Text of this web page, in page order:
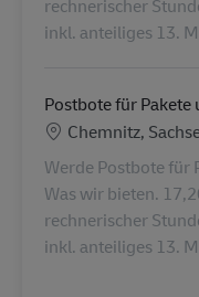
rechnerischer
inkl. anteiliges 13.
Postbote für
Lokalizacja
Chemnitz,
Werde Postbote für
Was wir bieten.
rechnerischer
inkl. anteiliges 13.